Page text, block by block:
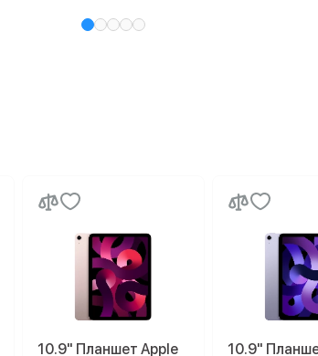
10.9" Планшет Apple
10.9"